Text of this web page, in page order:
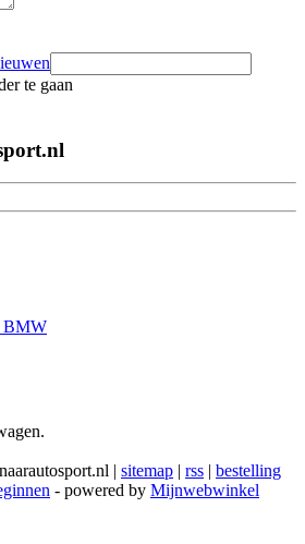
te gaan
BMW
| sitemap | rss | bestelling
- powered by Mijnwebwinkel